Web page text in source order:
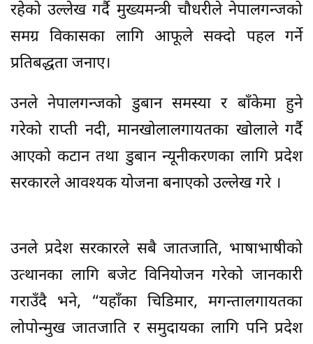
रहेको उल्लेख गर्दै मुख्यमन्त्री चौधरीले नेपालगन्जको
समग्र विकासका लागि आफूले सक्दो पहल गर्ने
प्रतिबद्धता जनाए।
उनले नेपालगन्जको डुबान समस्या र बाँकेमा हुने
गरेको राप्ती नदी, मानखोलालगायतका खोलाले गर्दै
आएको कटान तथा डुबान न्यूनीकरणका लागि प्रदेश
सरकारले आवश्यक योजना बनाएको उल्लेख गरे ।
उनले प्रदेश सरकारले सबै जातजाति, भाषाभाषीको
उत्थानका लागि बजेट विनियोजन गरेको जानकारी
गराउँदै भने, “यहाँका चिडिमार, मगन्तालगायतका
लोपोन्मुख जातजाति र समुदायका लागि पनि प्रदेश